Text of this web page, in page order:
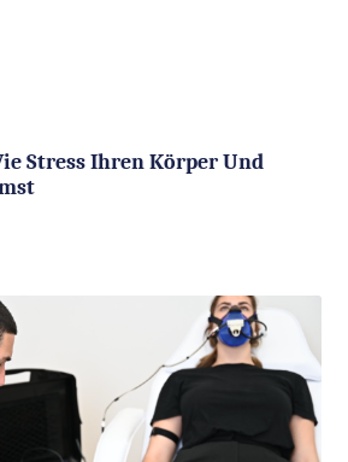
Stress Ihren Körper Und